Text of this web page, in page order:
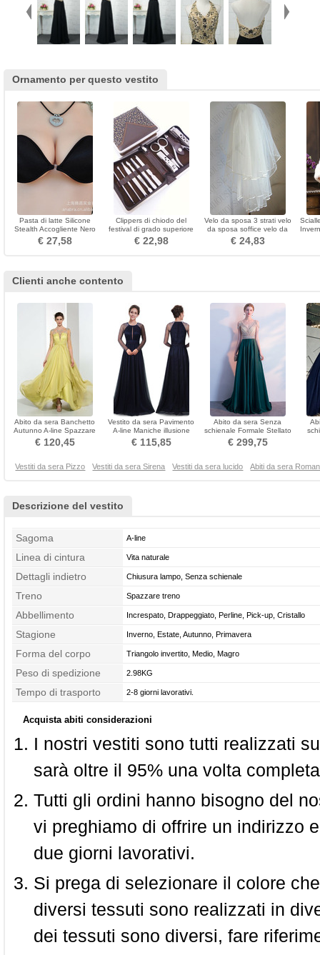
Ornamento per questo vestito
Pasta di latte Silicone
Stealth Accogliente Nero
Invisible reggiseno
€ 27,58
Clippers di chiodo del
festival di grado superiore
elaborazione 10 parti in
acciaio inossidabile
€ 22,98
Velo da sposa 3 strati velo
da sposa soffice velo da
sposa velo corto
€ 24,83
Clienti anche contento
Abito da sera Banchetto
Autunno A-line Spazzare
treno Triangolo invertito
€ 120,45
Vestito da sera Pavimento
A-line Maniche illusione
Formale Estate
€ 115,85
Abito da sera Senza
schienale Formale Stellato
Spazzare treno
€ 299,75
Vestiti da sera Pizzo Vestiti da sera Sirena Vestiti da sera lucido Abiti da sera
Descrizione del vestito
Sagoma A-line
Linea di cintura Vita naturale
Dettagli indietro Chiusura lampo, Senza schienale
Treno Spazzare treno
Abbellimento Increspato, Drappeggiato, Perline, Pick-up, Cristallo
Stagione Inverno, Estate, Autunno, Primavera
Forma del corpo Triangolo invertito, Medio, Magro
Peso di spedizione 2.98KG
Tempo di trasporto 2-8 giorni lavorativi.
Acquista abiti considerazioni
I nostri vestiti sono tutti realizzati
sarà oltre il 95% una volta
Tutti gli ordini hanno bisogno del
vi preghiamo di offrire un indirizzo
due giorni lavorativi.
Si prega di selezionare il colore
diversi tessuti sono realizzati in
dei tessuti sono diversi, fare